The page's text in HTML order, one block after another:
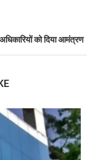
को दिया आमंत्रण